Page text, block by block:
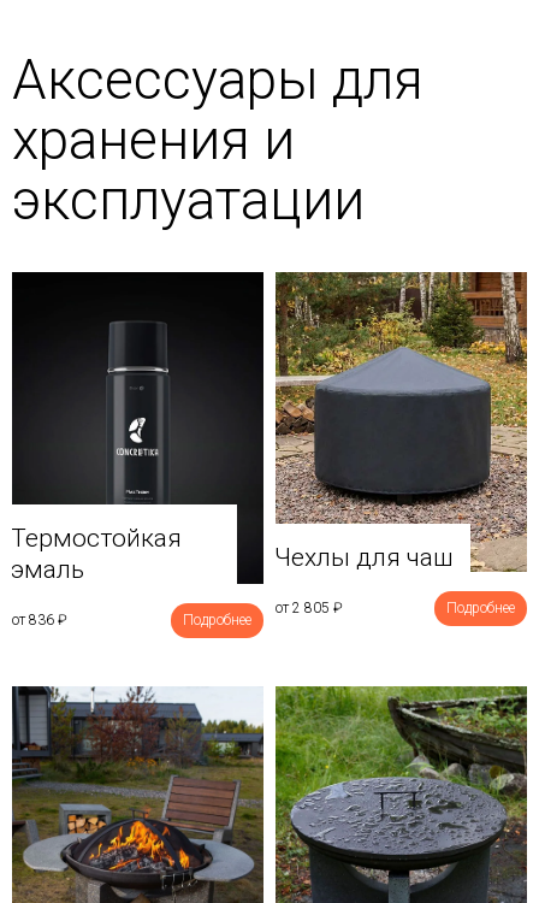
Аксессуары для
хранения и
эксплуатации
Термостойкая
эмаль
от 836 ₽ Подробнее
Чехлы для чаш
от 2 805 ₽ Подробнее